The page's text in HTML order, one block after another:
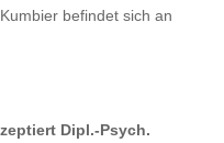
befindet sich an
Dipl.-Psych.